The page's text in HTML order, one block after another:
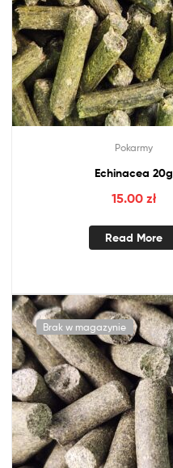
Pokarmy
Echinacea 20g
15.00 zł
Read More
Brak w magazynie